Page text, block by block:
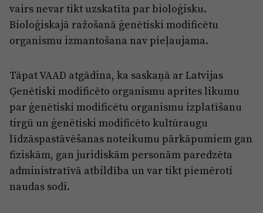
vairs nevar tikt uzskatīta par bioloģisku.
Bioloģiskajā ražošanā ģenētiski modificētu
organismu izmantošana nav pieļaujama.
Tāpat VAAD atgādina, ka saskaņā ar Latvijas
Ģenētiski modificēto organismu aprites likumu
par ģenētiski modificētu organismu izplatīšanu
tirgū un ģenētiski modificēto kultūraugu
līdzāspastāvēšanas noteikumu pārkāpumiem gan
fiziskām, gan juridiskām personām paredzēta
administratīvā atbildība un var tikt piemēroti
naudas sodi.